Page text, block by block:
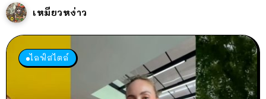
เหมียวหง่าว
ไลฟ์สไตล์